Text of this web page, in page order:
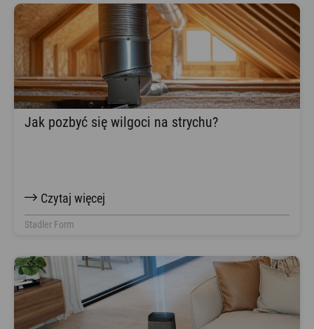
Jak pozbyć się wilgoci na strychu?
Czytaj więcej
Stadler Form